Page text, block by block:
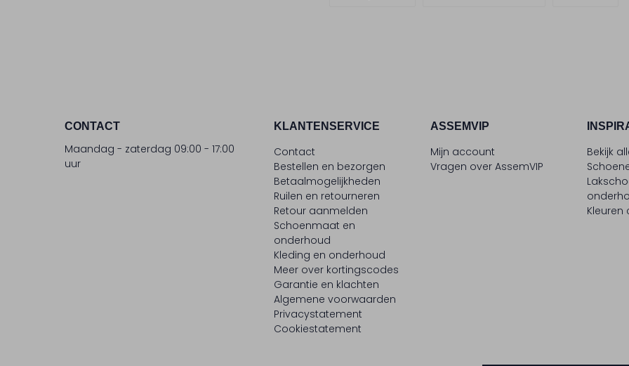
CONTACT
Maandag - zaterdag 09:00 - 17:00
uur
KLANTENSERVICE
Contact
Bestellen en bezorgen
Betaalmogelijkheden
Ruilen en retourneren
Retour aanmelden
Schoenmaat en
onderhoud
Kleding en onderhoud
Meer over kortingscodes
Garantie en klachten
Algemene voorwaarden
Privacystatement
Cookiestatement
ASSEMVIP
Mijn account
Vragen over AssemVIP
Bekijk